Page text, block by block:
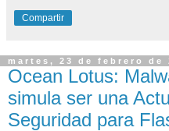
Compartir
martes, 23 de febrero de
Ocean Lotus:
simula ser una
Seguridad para